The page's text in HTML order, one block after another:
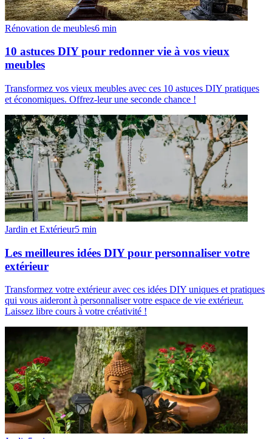
Rénovation de meubles6 min
10 astuces DIY pour redonner vie à vos vieux
meubles
Transformez vos vieux meubles avec ces 10 astuces DIY pratiques
et économiques. Offrez-leur une seconde chance !
Jardin et Extérieur5 min
Les meilleures idées DIY pour personnaliser votre
extérieur
Transformez votre extérieur avec ces idées DIY uniques et pratiques
qui vous aideront à personnaliser votre espace de vie extérieur.
Laissez libre cours à votre créativité !